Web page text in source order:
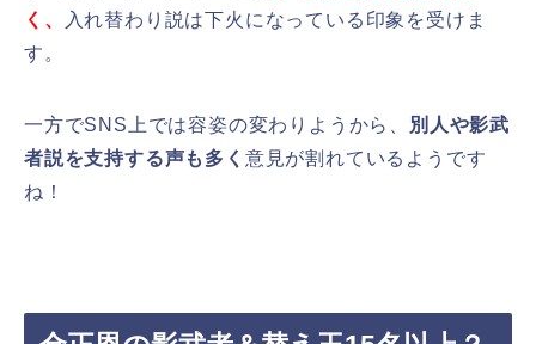
く、
入れ替わり説は下火になっている印象を受けま
す。
一方でSNS上では容姿の変わりようから、
別人や影武
者説を支持する声も多く 意見が割れているようです
ね！